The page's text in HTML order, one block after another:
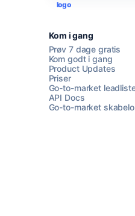
Kom i gang
Prøv 7 dage gratis
Kom godt i gang
Product Updates
Priser
Go-to-market
API Docs
Go-to-market